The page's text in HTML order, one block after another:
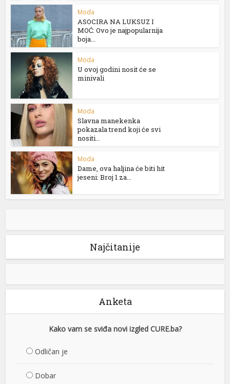
Moda
ASOCIRA NA LUKSUZ I
MOĆ: Ovo je najpopularnija
boja...
Moda
U ovoj godini nosit će se
minivali
Moda
Slavna manekenka
pokazala trend koji će svi
nositi...
Moda
Dame, ova haljina će biti hit
jeseni: Broj 1 za...
Najčitanije
Anketa
Kako vam se sviđa novi izgled CURE.ba?
Odličan je
Dobar